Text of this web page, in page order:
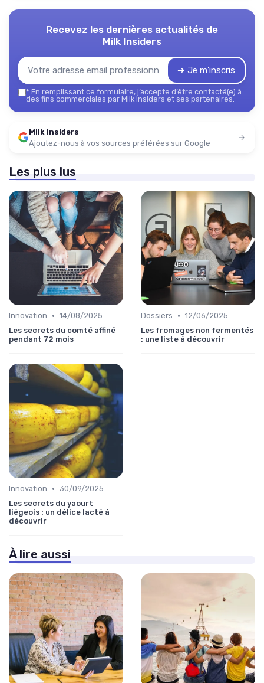
Recevez les dernières actualités de
Milk Insiders
➔ Je m'inscris
* En remplissant ce formulaire, j’accepte d’être contacté(e) à
des fins commerciales par Milk Insiders et ses partenaires.
Milk Insiders
Ajoutez-nous à vos sources préférées sur Google
Les plus lus
Innovation • 14/08/2025
Les secrets du comté affiné
pendant 72 mois
Dossiers • 12/06/2025
Les fromages non fermentés
: une liste à découvrir
Innovation • 30/09/2025
Les secrets du yaourt
liégeois : un délice lacté à
découvrir
À lire aussi